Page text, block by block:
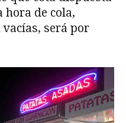
hora de cola,
vacías, será por